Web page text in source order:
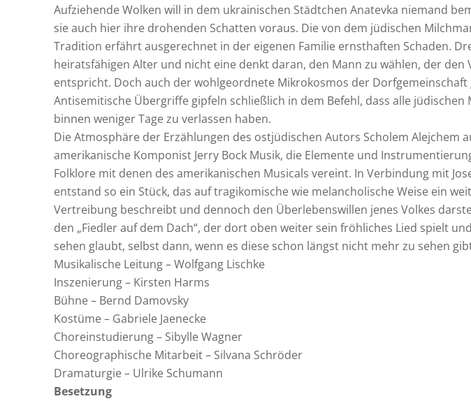
Aufziehende Wolken will in dem ukrainischen Städtchen Anatevka niemand
sie auch hier ihre drohenden Schatten voraus. Die von dem jüdischen
Tradition erfährt ausgerechnet in der eigenen Familie ernsthaften Schaden.
heiratsfähigen Alter und nicht eine denkt daran, den Mann zu wählen, der den
entspricht. Doch auch der wohlgeordnete Mikrokosmos der Dorfgemeinschaft
Antisemitische Übergriffe gipfeln schließlich in dem Befehl, dass alle jüdischen
binnen weniger Tage zu verlassen haben.
Die Atmosphäre der Erzählungen des ostjüdischen Autors Scholem Alejchem
amerikanische Komponist Jerry Bock Musik, die Elemente und
Folklore mit denen des amerikanischen Musicals vereint. In Verbindung mit
entstand so ein Stück, das auf tragikomische wie melancholische Weise ein
Vertreibung beschreibt und dennoch den Überlebenswillen jenes Volkes
den „Fiedler auf dem Dach“, der dort oben weiter sein fröhliches Lied spielt
sehen glaubt, selbst dann, wenn es diese schon längst nicht mehr zu sehen
Musikalische Leitung – Wolfgang Lischke
Inszenierung – Kirsten Harms
Bühne – Bernd Damovsky
Kostüme – Gabriele Jaenecke
Choreinstudierung – Sibylle Wagner
Choreographische Mitarbeit – Silvana Schröder
Dramaturgie – Ulrike Schumann
Besetzung